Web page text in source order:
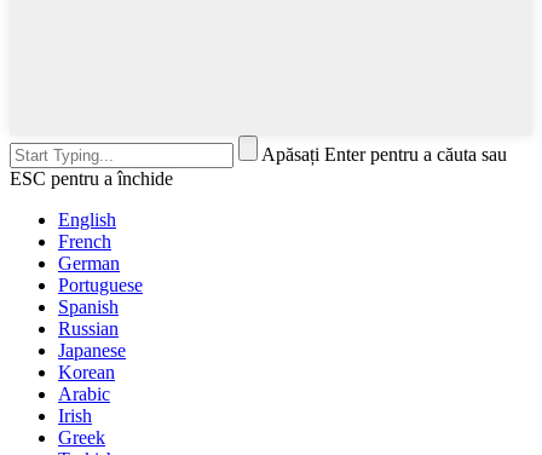
Apăsați Enter pentru a căuta sau
ESC pentru a închide
English
French
German
Portuguese
Spanish
Russian
Japanese
Korean
Arabic
Irish
Greek